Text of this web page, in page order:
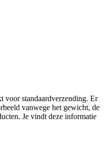
voor standaardverzending. Er
vanwege het gewicht, de
Je vindt deze informatie